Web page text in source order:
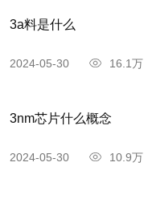
3a料是什么
2024-05-30 16.1万
3nm芯片什么概念
2024-05-30 10.9万